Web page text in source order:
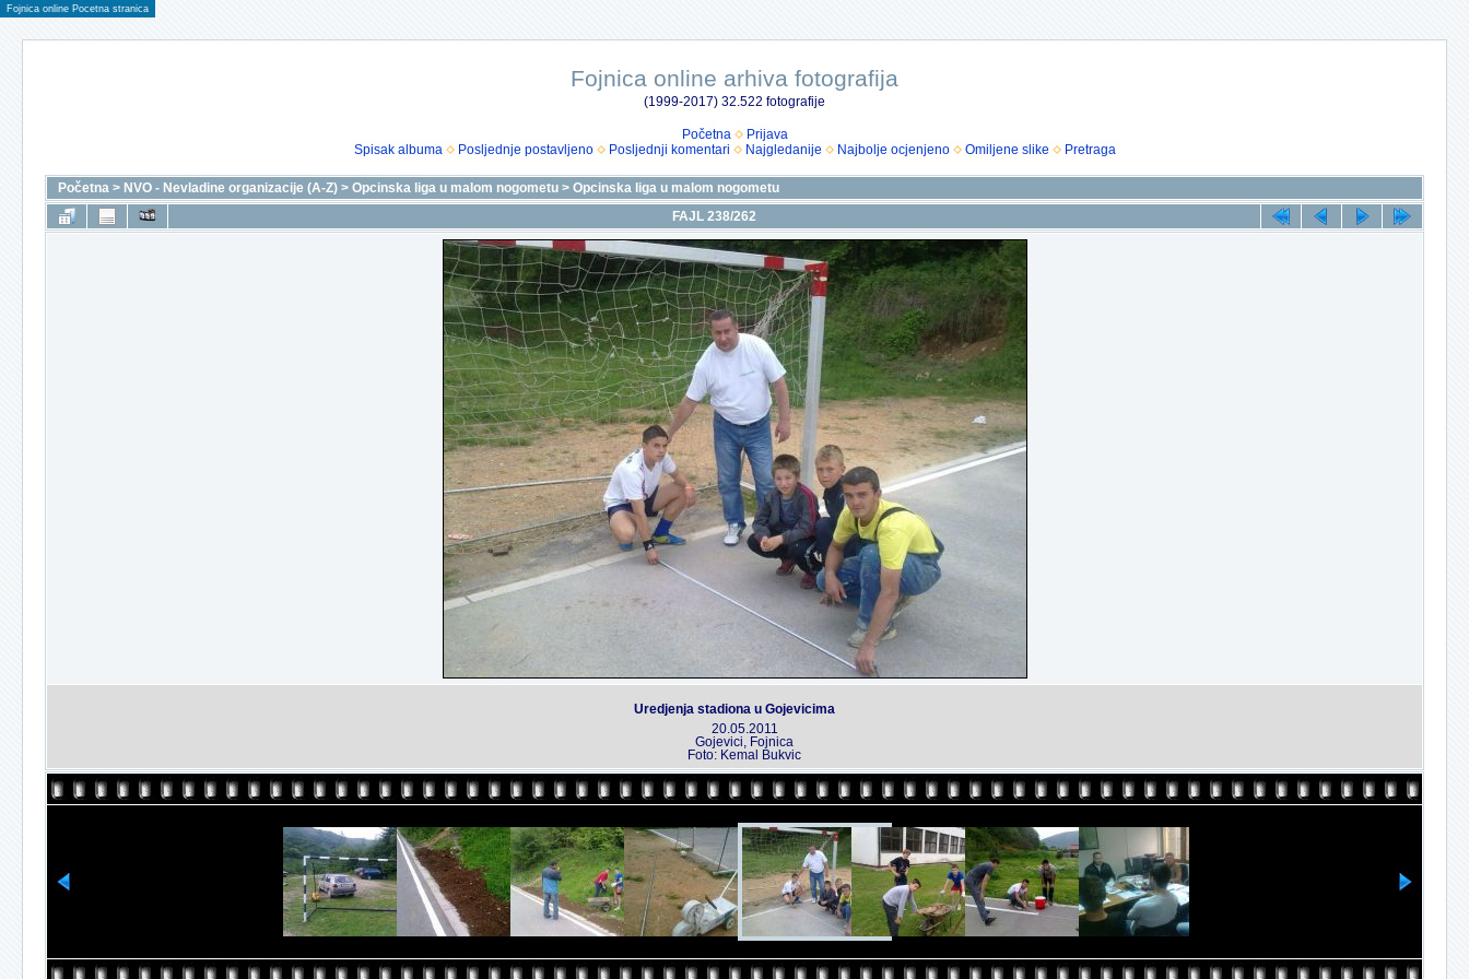
Fojnica online Pocetna stranica
Fojnica online arhiva fotografija
(1999-2017) 32.522 fotografije
Početna
Prijava
Spisak albuma
Posljednje postavljeno Posljednji komentari Najgledanije Najbolje ocjenjeno Omiljene slike Pretraga
Početna > NVO - Nevladine organizacije (A-Z) > Opcinska liga u malom nogometu > Opcinska liga u malom nogometu
FAJL 238/262
Uredjenja stadiona u Gojevicima
20.05.2011
Gojevici, Fojnica
Foto: Kemal Bukvic